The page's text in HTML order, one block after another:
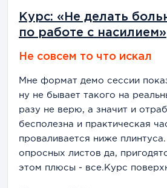
Курс: «Не делать
по работе с насилием»
Не совсем то что искал
Мне формат демо сессии
ну не бывает такого на
разу не верю, а значит и
бесполезна и практическая
проваливается ниже
опросных листов да,
этом плюсы - все.Курс